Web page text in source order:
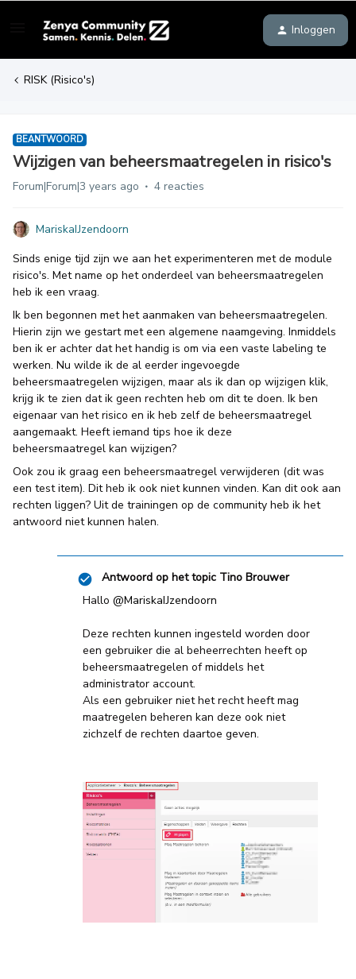
Inloggen
RISK (Risico's)
BEANTWOORD
Wijzigen van beheersmaatregelen in risico's
Forum|Forum|3 years ago 4 reacties
MariskaIJzendoorn
Sinds enige tijd zijn we aan het experimenteren met de module
risico's. Met name op het onderdeel van beheersmaatregelen
heb ik een vraag.
Ik ben begonnen met het aanmaken van beheersmaatregelen.
Hierin zijn we gestart met een algemene naamgeving. Inmiddels
ben ik er achter dat het handig is om via een vaste labeling te
werken. Nu wilde ik de al eerder ingevoegde
beheersmaatregelen wijzigen, maar als ik dan op wijzigen klik,
krijg ik te zien dat ik geen rechten heb om dit te doen. Ik ben
eigenaar van het risico en ik heb zelf de beheersmaatregel
aangemaakt. Heeft iemand tips hoe ik deze
beheersmaatregel kan wijzigen?
Ook zou ik graag een beheersmaatregel verwijderen (dit was
een test item). Dit heb ik ook niet kunnen vinden. Kan dit ook aan
rechten liggen? Uit de trainingen op de community heb ik het
antwoord niet kunnen halen.
Antwoord op het topic Tino Brouwer
Hallo @MariskaIJzendoorn
Deze rechten kunnen ingesteld worden door
een gebruiker die al beheerrechten heeft op
beheersmaatregelen of middels het
administrator account.
Als een gebruiker niet het recht heeft mag
maatregelen beheren kan deze ook niet
zichzelf de rechten daartoe geven.